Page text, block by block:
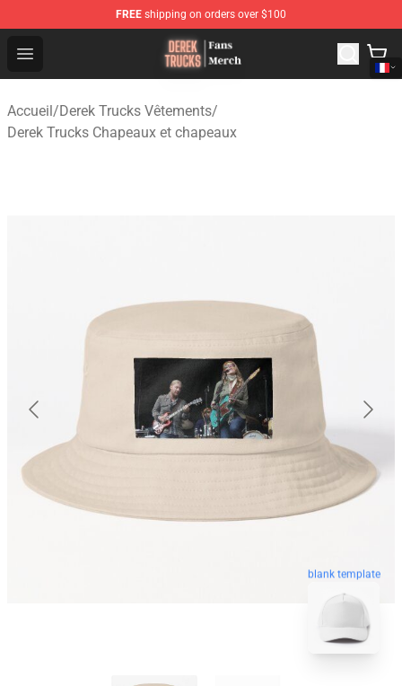
FREE shipping on orders over $100
Open menu
Derek Trucks Store - Official Derek Trucks Merchandise
Accueil/Derek Trucks Vêtements/
Derek Trucks Chapeaux et chapeaux
blank template